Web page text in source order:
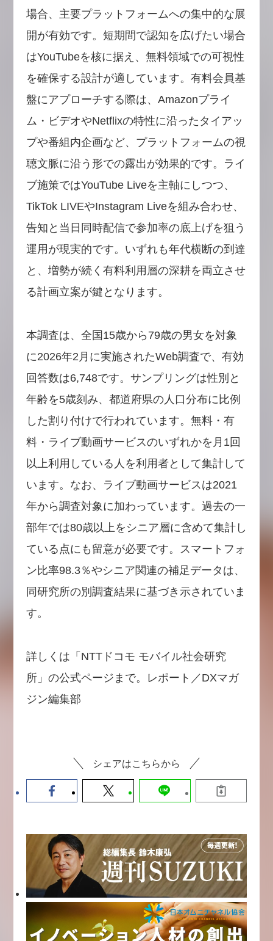
場合、主要プラットフォームへの集中的な展
開が有効です。短期間で認知を広げたい場合
はYouTubeを核に据え、無料領域での可視性
を確保する設計が適しています。有料会員基
盤にアプローチする際は、Amazonプライ
ム・ビデオやNetflixの特性に沿ったタイアッ
プや番組内企画など、プラットフォームの視
聴文脈に沿う形での露出が効果的です。ライ
ブ施策ではYouTube Liveを主軸にしつつ、
TikTok LIVEやInstagram Liveを組み合わせ、
告知と当日同時配信で参加率の底上げを狙う
運用が現実的です。いずれも年代横断の到達
と、増勢が続く有料利用層の深耕を両立させ
る計画立案が鍵となります。
本調査は、全国15歳から79歳の男女を対象
に2026年2月に実施されたWeb調査で、有効
回答数は6,748です。サンプリングは性別と
年齢を5歳刻み、都道府県の人口分布に比例
した割り付けで行われています。無料・有
料・ライブ動画サービスのいずれかを月1回
以上利用している人を利用者として集計して
います。なお、ライブ動画サービスは2021
年から調査対象に加わっています。過去の一
部年では80歳以上をシニア層に含めて集計し
ている点にも留意が必要です。スマートフォ
ン比率98.3％やシニア関連の補足データは、
同研究所の別調査結果に基づき示されていま
す。
詳しくは「NTTドコモ モバイル社会研究
所」の公式ページまで。レポート／DXマガ
ジン編集部
シェアはこちらから